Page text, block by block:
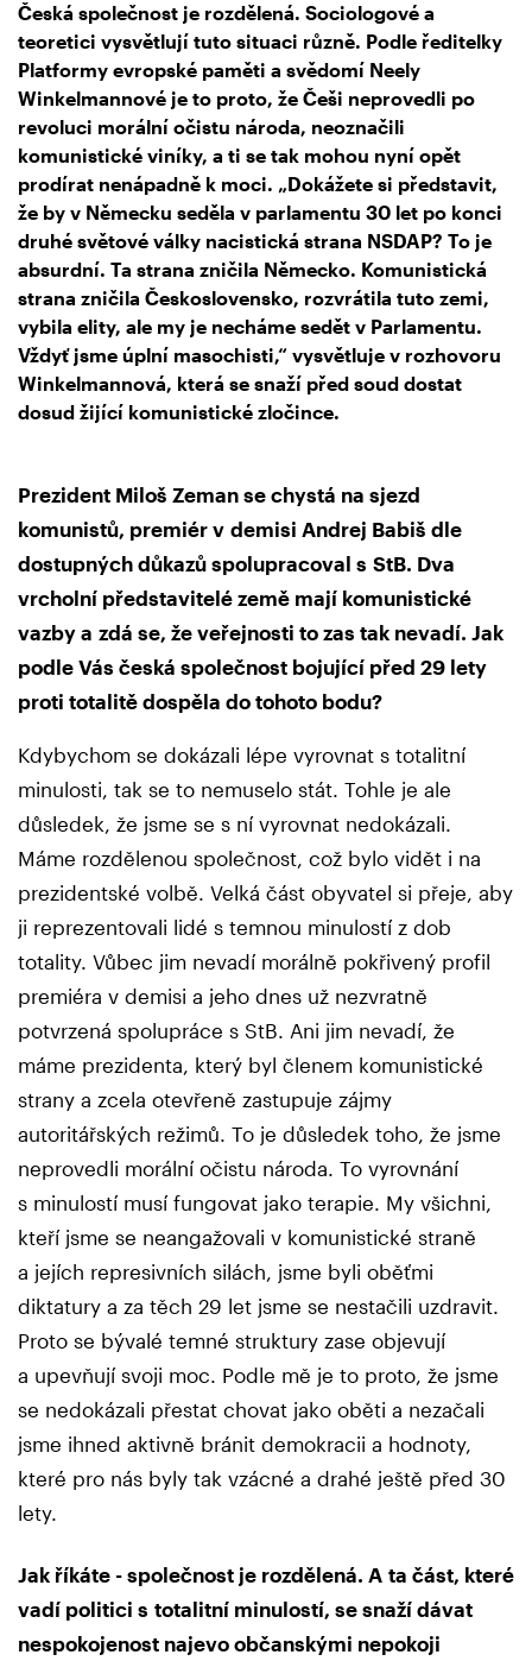
Česká společnost je rozdělená. Sociologové a
teoretici vysvětlují tuto situaci různě. Podle ředitelky
Platformy evropské paměti a svědomí Neely
Winkelmannové je to proto, že Češi neprovedli po
revoluci morální očistu národa, neoznačili
komunistické viníky, a ti se tak mohou nyní opět
prodírat nenápadně k moci. „Dokážete si představit,
že by v Německu seděla v parlamentu 30 let po konci
druhé světové války nacistická strana NSDAP? To je
absurdní. Ta strana zničila Německo. Komunistická
strana zničila Československo, rozvrátila tuto zemi,
vybila elity, ale my je necháme sedět v Parlamentu.
Vždyť jsme úplní masochisti,“ vysvětluje v rozhovoru
Winkelmannová, která se snaží před soud dostat
dosud žijící komunistické zločince.
Prezident Miloš Zeman se chystá na sjezd
komunistů, premiér v demisi Andrej Babiš dle
dostupných důkazů spolupracoval s StB. Dva
vrcholní představitelé země mají komunistické
vazby a zdá se, že veřejnosti to zas tak nevadí. Jak
podle Vás česká společnost bojující před 29 lety
proti totalitě dospěla do tohoto bodu?
Kdybychom se dokázali lépe vyrovnat s totalitní
minulosti, tak se to nemuselo stát. Tohle je ale
důsledek, že jsme se s ní vyrovnat nedokázali.
Máme rozdělenou společnost, což bylo vidět i na
prezidentské volbě. Velká část obyvatel si přeje, aby
ji reprezentovali lidé s temnou minulostí z dob
totality. Vůbec jim nevadí morálně pokřivený profil
premiéra v demisi a jeho dnes už nezvratně
potvrzená spolupráce s StB. Ani jim nevadí, že
máme prezidenta, který byl členem komunistické
strany a zcela otevřeně zastupuje zájmy
autoritářských režimů. To je důsledek toho, že jsme
neprovedli morální očistu národa. To vyrovnání
s minulostí musí fungovat jako terapie. My všichni,
kteří jsme se neangažovali v komunistické straně
a jejích represivních silách, jsme byli oběťmi
diktatury a za těch 29 let jsme se nestačili uzdravit.
Proto se bývalé temné struktury zase objevují
a upevňují svoji moc. Podle mě je to proto, že jsme
se nedokázali přestat chovat jako oběti a nezačali
jsme ihned aktivně bránit demokracii a hodnoty,
které pro nás byly tak vzácné a drahé ještě před 30
lety.
Jak říkáte - společnost je rozdělená. A ta část, které
vadí politici s totalitní minulostí, se snaží dávat
nespokojenost najevo občanskými nepokoji